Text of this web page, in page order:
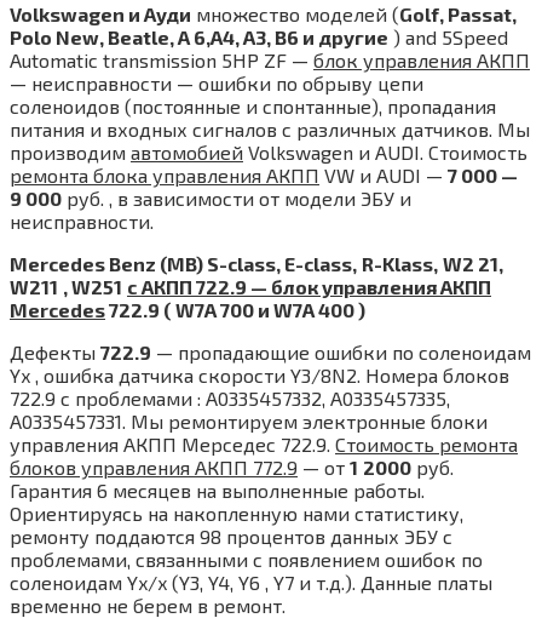
Volkswagen и Ауди множество моделей (Golf, Passat,
Polo New, Beatle, А 6,A4, A3, B6 и другие ) and 5Speed
Automatic transmission 5HP ZF — блок управления АКПП
— неисправности — ошибки по обрыву цепи
соленоидов (постоянные и спонтанные), пропадания
питания и входных сигналов с различных датчиков. Мы
производим автомобией Volkswagen и AUDI. Стоимость
ремонта блока управления АКПП VW и AUDI — 7 000 —
9 000 руб. , в зависимости от модели ЭБУ и
неисправности.
Mercedes Benz (MB) S-class, E-class, R-Klass, W2 21,
W211 , W251 с АКПП 722.9 — блок управления АКПП
Mercedes722.9 ( W7A 700 и W7A 400 )
Дефекты 722.9 — пропадающие ошибки по соленоидам
Yx , ошибка датчика скорости Y3/8N2. Номера блоков
722.9 с проблемами : A0335457332, A0335457335,
A0335457331. Мы ремонтируем электронные блоки
управления АКПП Мерседес 722.9. Стоимость ремонта
блоков управления АКПП 772.9 — от 1 2000 руб.
Гарантия 6 месяцев на выполненные работы.
Ориентируясь на накопленную нами статистику,
ремонту поддаются 98 процентов данных ЭБУ с
проблемами, связанными с появлением ошибок по
соленоидам Yx/x (Y3, Y4, Y6 , Y7 и т.д.). Данные платы
временно не берем в ремонт.